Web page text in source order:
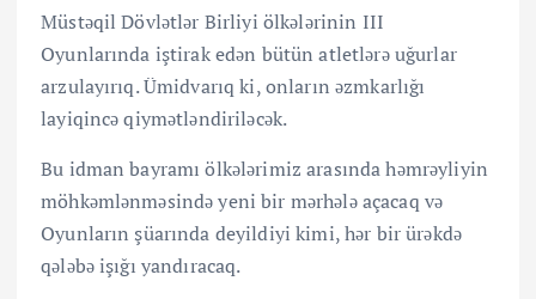
Müstəqil Dövlətlər Birliyi ölkələrinin III
Oyunlarında iştirak edən bütün atletlərə uğurlar
arzulayırıq. Ümidvarıq ki, onların əzmkarlığı
layiqincə qiymətləndiriləcək.
Bu idman bayramı ölkələrimiz arasında həmrəyliyin
möhkəmlənməsində yeni bir mərhələ açacaq və
Oyunların şüarında deyildiyi kimi, hər bir ürəkdə
qələbə işığı yandıracaq.